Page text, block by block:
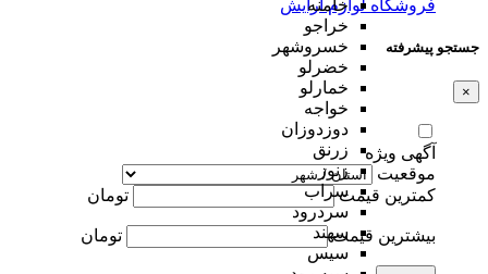
خامنه
خراجو
خسروشهر
خضرلو
خمارلو
خواجه
دوزدوزان
زرنق
زنوز
سراب
سردرود
سهند
سیس
فروشگاه لوازم آرایش
جستجو پیشرفته
×
آگهی ویژه
موقعیت
کمترین قیمت
تومان
بیشترین قیمت تومان